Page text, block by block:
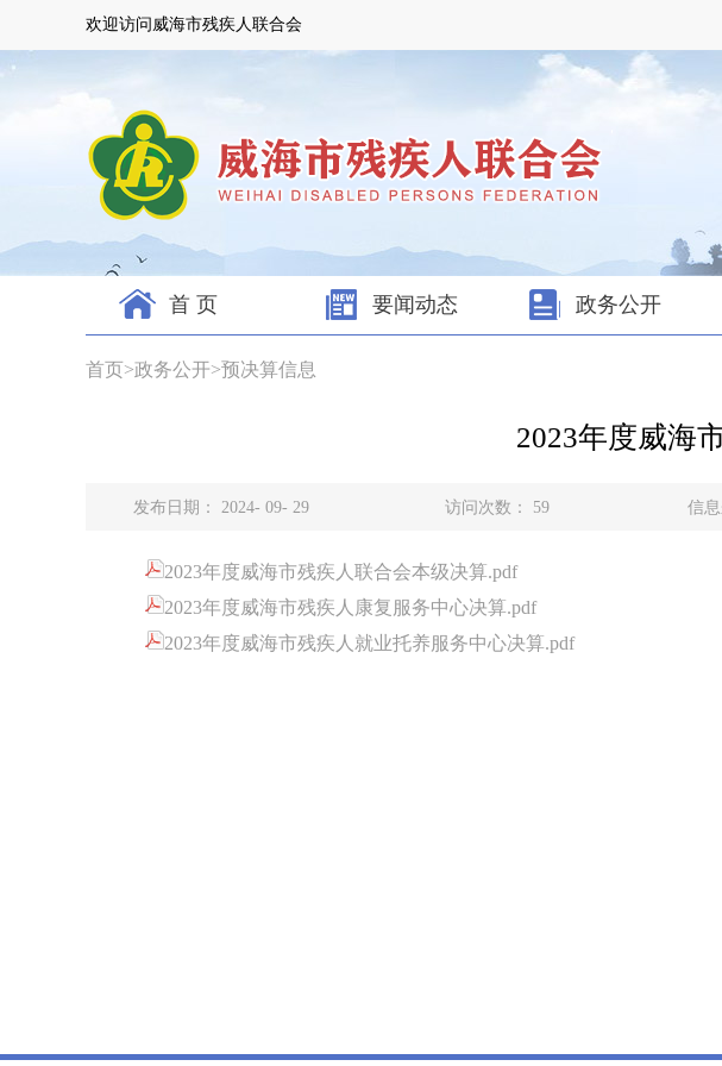
欢迎访问威海市残疾人联合会
首 页 要闻动态 政务公开
首页>政务公开>预决算信息
2023年度威海
发布日期： 2024- 09- 29 访问次数： 59 信
2023年度威海市残疾人联合会本级决算.pdf
2023年度威海市残疾人康复服务中心决算.pdf
2023年度威海市残疾人就业托养服务中心决算.pdf